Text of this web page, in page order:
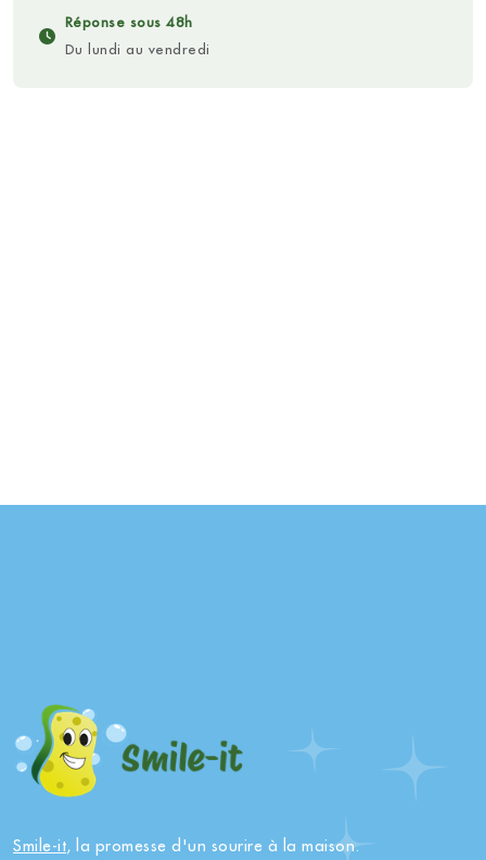
Réponse sous 48h
Du lundi au vendredi
Smile-it, la promesse d'un sourire à la maison.